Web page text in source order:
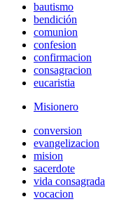
bautismo
bendición
comunion
confesion
confirmacion
consagracion
eucaristia
Misionero
conversion
evangelizacion
mision
sacerdote
vida consagrada
vocacion